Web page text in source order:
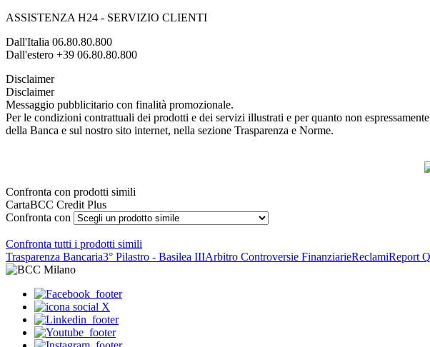
ASSISTENZA H24 - SERVIZIO CLIENTI
Dall'Italia 06.80.80.800
Dall'estero +39 06.80.80.800
Disclaimer
Disclaimer
Messaggio pubblicitario con finalità promozionale.
Per le condizioni contrattuali dei prodotti e dei servizi illustrati e per quanto non
della Banca e sul nostro sito internet, nella sezione Trasparenza e Norme.
Confronta con prodotti simili
CartaBCC Credit Plus
Confronta con
Confronta tutti i prodotti simili
Trasparenza Bancaria3° Pilastro - Basilea IIIArbitro Controversie FinanziarieReclamiReport